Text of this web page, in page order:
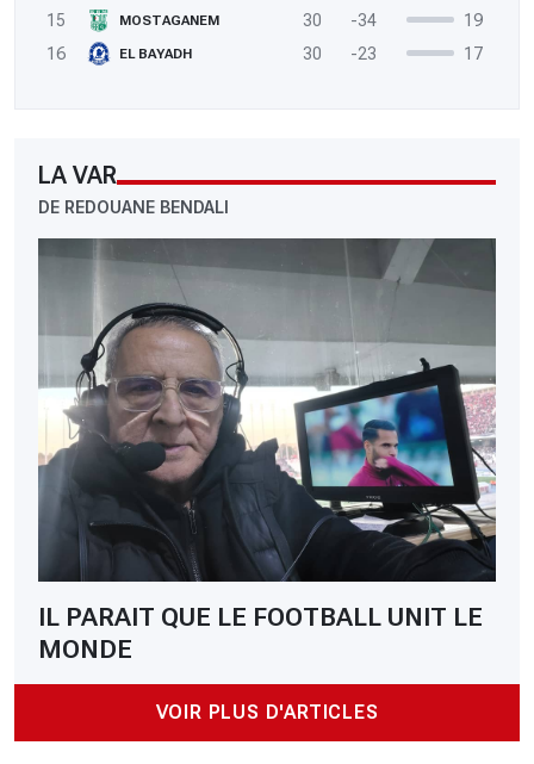
15
MOSTAGANEM 30 -34
19
16
EL BAYADH 30 -23 17
LA VAR
DE REDOUANE BENDALI
IL PARAIT QUE LE FOOTBALL UNIT LE
MONDE
VOIR PLUS D'ARTICLES